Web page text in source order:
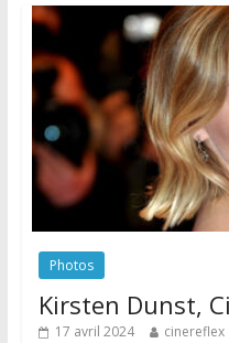
Photos
Kirsten Dunst,
17 avril 2024 cinereflex